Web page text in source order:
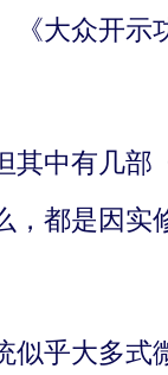
大众开
中有几
都是因
乎大多